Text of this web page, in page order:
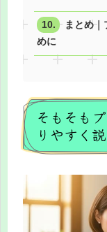
まとめ
めに
そもそも
りやすく